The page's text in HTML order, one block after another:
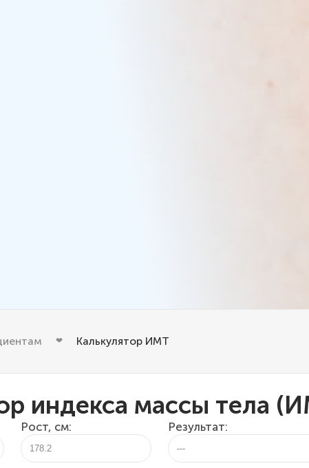
Калькулятор ИМТ
индекса массы тела
Рост, см: Результат: